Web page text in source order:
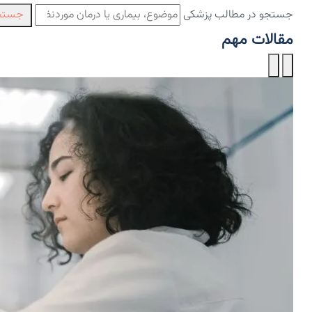
جستجو در مطالب پزشکی
مقالات مهم